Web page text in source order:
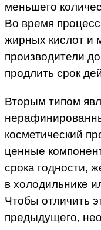
меньшего
Во время
жирных кислот и
производители
продлить срок
Вторым типом
косметический
ценные
срока годности,
в холодильнике
Чтобы отличить
предыдущего,